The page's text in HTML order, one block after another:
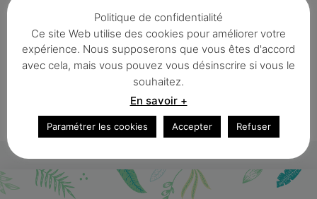
Filtres à café
Lingettes démaquillantes
Pack Zéro déchet
Sachets de thé/infusion/rooibos
Politique de confidentialité
Ce site Web utilise des cookies pour améliorer votre
expérience. Nous supposerons que vous êtes d'accord
avec cela, mais vous pouvez vous désinscrire si vous le
souhaitez.
En savoir +
Paramétrer les cookies Accepter Refuser